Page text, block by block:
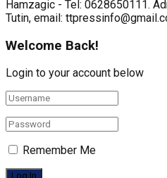
Hamzagic - Tel: 0628650111.
Tutin, email:
Welcome Back!
Login to your account below
Remember Me